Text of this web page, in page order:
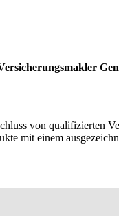
von qualifizierten
mit einem